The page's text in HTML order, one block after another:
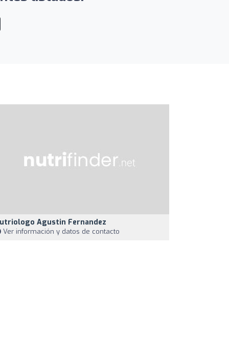
Agustin Fernandez
Ver información y datos de contacto